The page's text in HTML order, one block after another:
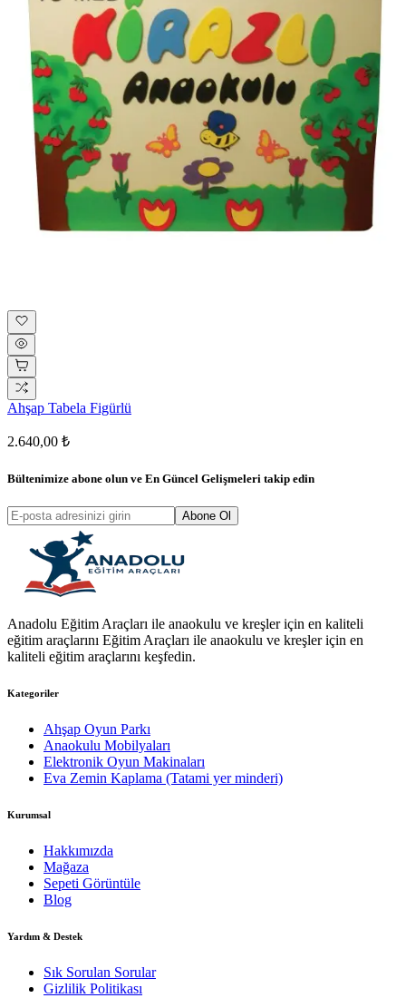
Ahşap Tabela Figürlü
2.640,00 ₺
Bültenimize abone olun ve En Güncel Gelişmeleri takip edin
Abone Ol
Anadolu Eğitim Araçları ile anaokulu ve kreşler için en kaliteli
eğitim araçlarını Eğitim Araçları ile anaokulu ve kreşler için en
kaliteli eğitim araçlarını keşfedin.
Kategoriler
Ahşap Oyun Parkı
Anaokulu Mobilyaları
Elektronik Oyun Makinaları
Eva Zemin Kaplama (Tatami yer minderi)
Kurumsal
Hakkımızda
Mağaza
Sepeti Görüntüle
Blog
Yardım & Destek
Sık Sorulan Sorular
Gizlilik Politikası